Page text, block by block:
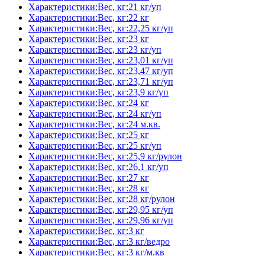
Характеристики:Вес, кг:21 кг/уп
Характеристики:Вес, кг:22 кг
Характеристики:Вес, кг:22,25 кг/уп
Характеристики:Вес, кг:23 кг
Характеристики:Вес, кг:23 кг/уп
Характеристики:Вес, кг:23,01 кг/уп
Характеристики:Вес, кг:23,47 кг/уп
Характеристики:Вес, кг:23,71 кг/уп
Характеристики:Вес, кг:23,9 кг/уп
Характеристики:Вес, кг:24 кг
Характеристики:Вес, кг:24 кг/уп
Характеристики:Вес, кг:24 м.кв.
Характеристики:Вес, кг:25 кг
Характеристики:Вес, кг:25 кг/уп
Характеристики:Вес, кг:25,9 кг/рулон
Характеристики:Вес, кг:26,1 кг/уп
Характеристики:Вес, кг:27 кг
Характеристики:Вес, кг:28 кг
Характеристики:Вес, кг:28 кг/рулон
Характеристики:Вес, кг:29,95 кг/уп
Характеристики:Вес, кг:29,96 кг/уп
Характеристики:Вес, кг:3 кг
Характеристики:Вес, кг:3 кг/ведро
Характеристики:Вес, кг:3 кг/м.кв